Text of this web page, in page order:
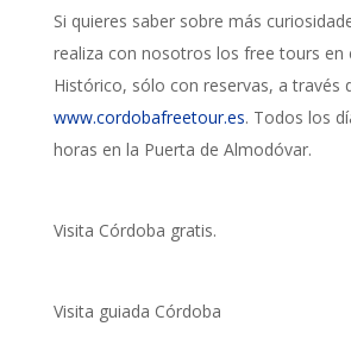
Si quieres saber sobre más
realiza con nosotros los free tours en
Histórico, sólo con reservas, a través
www.cordobafreetour.es. Todos los
horas en la Puerta de Almodóvar.
Visita Córdoba gratis.
Visita guiada Córdoba